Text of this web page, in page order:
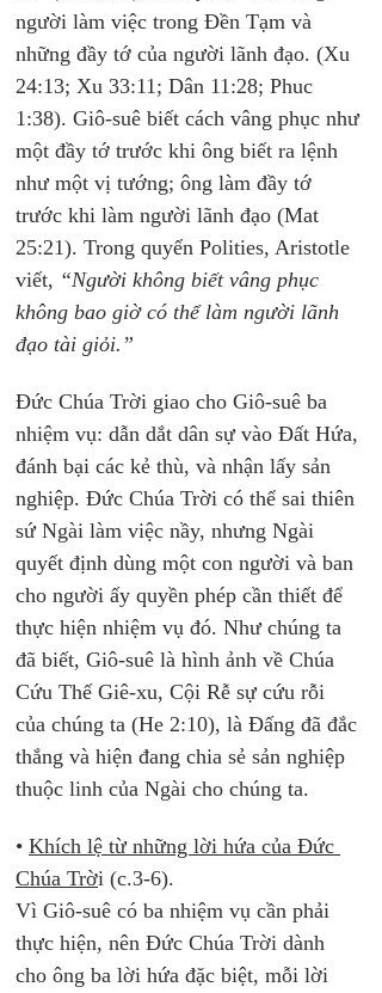
người làm việc trong Đền Tạm và
những đầy tớ của người lãnh đạo. (Xu
24:13; Xu 33:11; Dân 11:28; Phuc
1:38). Giô-suê biết cách vâng phục như
một đầy tớ trước khi ông biết ra lệnh
như một vị tướng; ông làm đầy tớ
trước khi làm người lãnh đạo (Mat
25:21). Trong quyển Polities, Aristotle
viết, “Người không biết vâng phục
không bao giờ có thể làm người lãnh
đạo tài giỏi.”
Đức Chúa Trời giao cho Giô-suê ba
nhiệm vụ: dẫn dắt dân sự vào Đất Hứa,
đánh bại các kẻ thù, và nhận lấy sản
nghiệp. Đức Chúa Trời có thể sai thiên
sứ Ngài làm việc nầy, nhưng Ngài
quyết định dùng một con người và ban
cho người ấy quyền phép cần thiết để
thực hiện nhiệm vụ đó. Như chúng ta
đã biết, Giô-suê là hình ảnh về Chúa
Cứu Thế Giê-xu, Cội Rễ sự cứu rỗi
của chúng ta (He 2:10), là Đấng đã đắc
thắng và hiện đang chia sẻ sản nghiệp
thuộc linh của Ngài cho chúng ta.
• Khích lệ từ những lời hứa của Đức
Chúa Trời (c.3-6).
Vì Giô-suê có ba nhiệm vụ cần phải
thực hiện, nên Đức Chúa Trời dành
cho ông ba lời hứa đặc biệt, mỗi lời